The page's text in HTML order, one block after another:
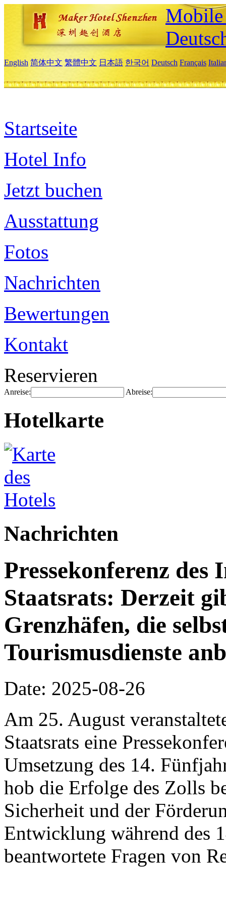
English 简体中文 繁體中文 日本語 한국어 Deutsch Français
Startseite
Hotel Info
Jetzt buchen
Ausstattung
Fotos
Nachrichten
Bewertungen
Kontakt
Reservieren
Anreise: Abreise:
Hotelkarte
Nachrichten
Pressekonferenz des
Staatsrats: Derzeit
Grenzhäfen, die
Tourismusdienste
Date: 2025-08-26
Am 25. August
Staatsrats eine
Umsetzung des 14.
hob die Erfolge des Zolls
Sicherheit und der
Entwicklung während des
beantwortete Fragen von